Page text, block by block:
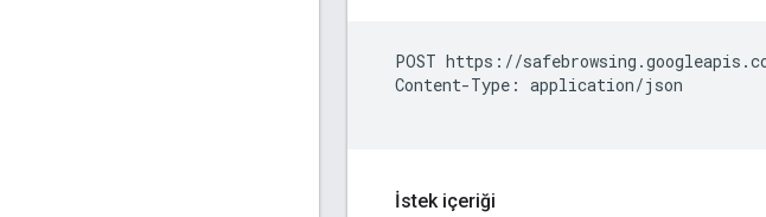
POST https://
  Content-Type: application/json
İstek içeriği